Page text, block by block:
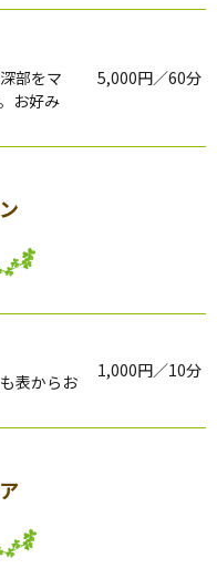
部をマ
お好み
5,000円／60分
表からお
1,000円／10分